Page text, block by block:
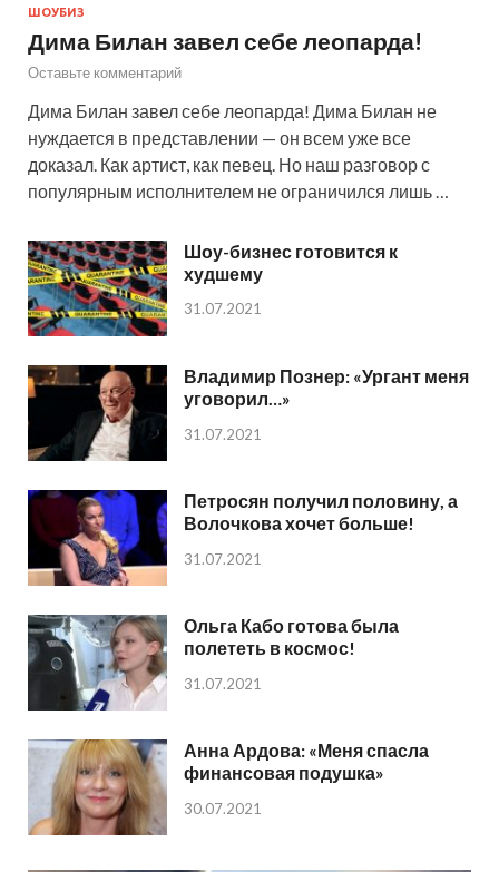
ШОУБИЗ
Дима Билан завел себе леопарда!
Оставьте комментарий
Дима Билан завел себе леопарда! Дима Билан не
нуждается в представлении — он всем уже все
доказал. Как артист, как певец. Но наш разговор с
популярным исполнителем не ограничился лишь …
Шоу-бизнес готовится к
худшему
31.07.2021
Владимир Познер: «Ургант меня
уговорил…»
31.07.2021
Петросян получил половину, а
Волочкова хочет больше!
31.07.2021
Ольга Кабо готова была
полететь в космос!
31.07.2021
Анна Ардова: «Меня спасла
финансовая подушка»
30.07.2021